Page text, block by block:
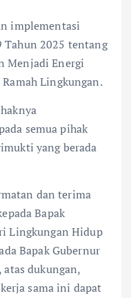
implementasi
Tahun 2025 tentang
Menjadi Energi
Lingkungan.
semua pihak
yang berada
dan terima
Bapak
Lingkungan Hidup
Bapak Gubernur
atas dukungan,
sama ini dapat